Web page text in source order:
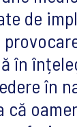
de
în
în
că